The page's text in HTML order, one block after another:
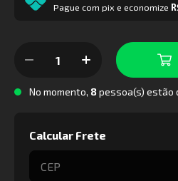
Pague com pix e economize
No momento, 8pessoa(s) estão
Calcular Frete